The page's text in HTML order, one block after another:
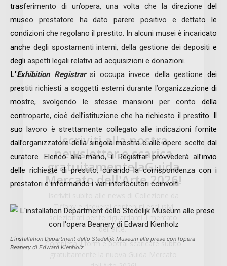
trasferimento di un’opera, una volta che la direzione del
museo prestatore ha dato parere positivo e dettato le
condizioni che regolano il prestito. In alcuni musei è incaricato
anche degli spostamenti interni, della gestione dei depositi e
degli aspetti legali relativi ad acquisizioni e donazioni.
L’Exhibition Registrarsi occupa invece della gestione dei
prestiti richiesti a soggetti esterni durante l’organizzazione di
mostre, svolgendo le stesse mansioni per conto della
controparte, cioè dell’istituzione che ha richiesto il prestito. Il
suo lavoro è strettamente collegato alle indicazioni fornite
dall’organizzatore della singola mostra e alle opere scelte dal
curatore. Elenco alla mano, il Registrar provvederà all’invio
delle richieste di prestito, curando la corrispondenza con i
prestatori e informando i vari interlocutori coinvolti.
L’installation Department dello Stedelijk Museum alle prese con l’opera
Beanery di Edward Kienholz
Iscriviti alla nostra
newsletter e scarica
gratuitamentelaGuida
Mercato dell'Arte 2026!
Tiffany e riceverai contenuti esclusivi
selezionati per te riguardanti il mercato
dell'arte.
Completa il form e potrai scaricare subito